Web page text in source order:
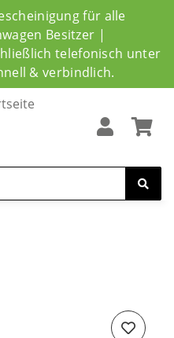
für alle
Besitzer |
telefonisch unter
& verbindlich.